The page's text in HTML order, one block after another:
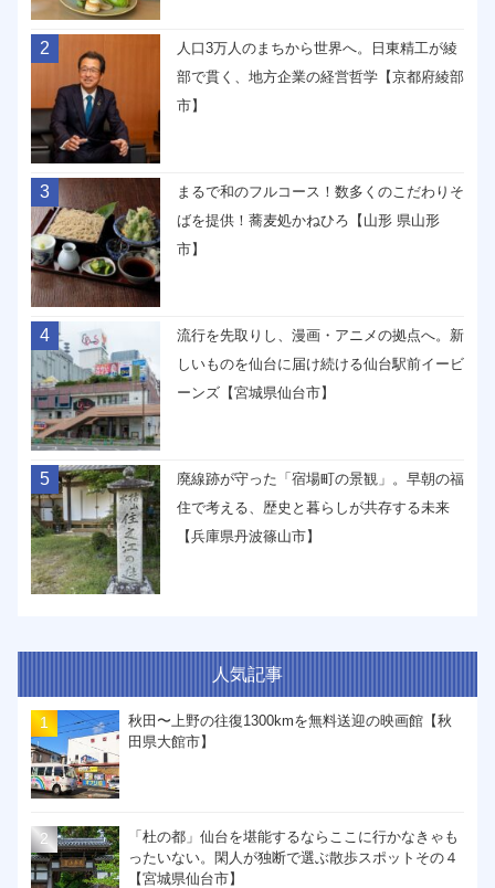
2
人口3万人のまちから世界へ。日東精工が綾
部で貫く、地方企業の経営哲学【京都府綾部
市】
3
まるで和のフルコース！数多くのこだわりそ
ばを提供！蕎麦処かねひろ【山形 県山形
市】
4
流行を先取りし、漫画・アニメの拠点へ。新
しいものを仙台に届け続ける仙台駅前イービ
ーンズ【宮城県仙台市】
5
廃線跡が守った「宿場町の景観」。早朝の福
住で考える、歴史と暮らしが共存する未来
【兵庫県丹波篠山市】
人気記事
秋田〜上野の往復1300kmを無料送迎の映画館【秋
田県大館市】
「杜の都」仙台を堪能するならここに行かなきゃも
ったいない。閑人が独断で選ぶ散歩スポットその４
【宮城県仙台市】